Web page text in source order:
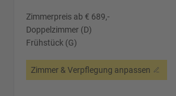
Zimmerpreis ab € 689,-
Doppelzimmer (D)
Frühstück (G)
Zimmer & Verpflegung anpassen